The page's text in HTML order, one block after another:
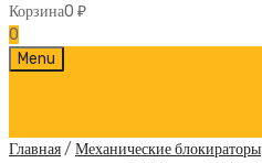
Корзина0 ₽
0
Skip
Menu
Главная/ Механические блокираторы